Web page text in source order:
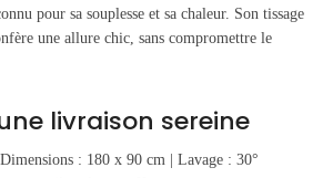
pour sa souplesse et sa chaleur. Son tissage
une allure chic, sans compromettre le
livraison sereine
Dimensions : 180 x 90 cm | Lavage : 30°